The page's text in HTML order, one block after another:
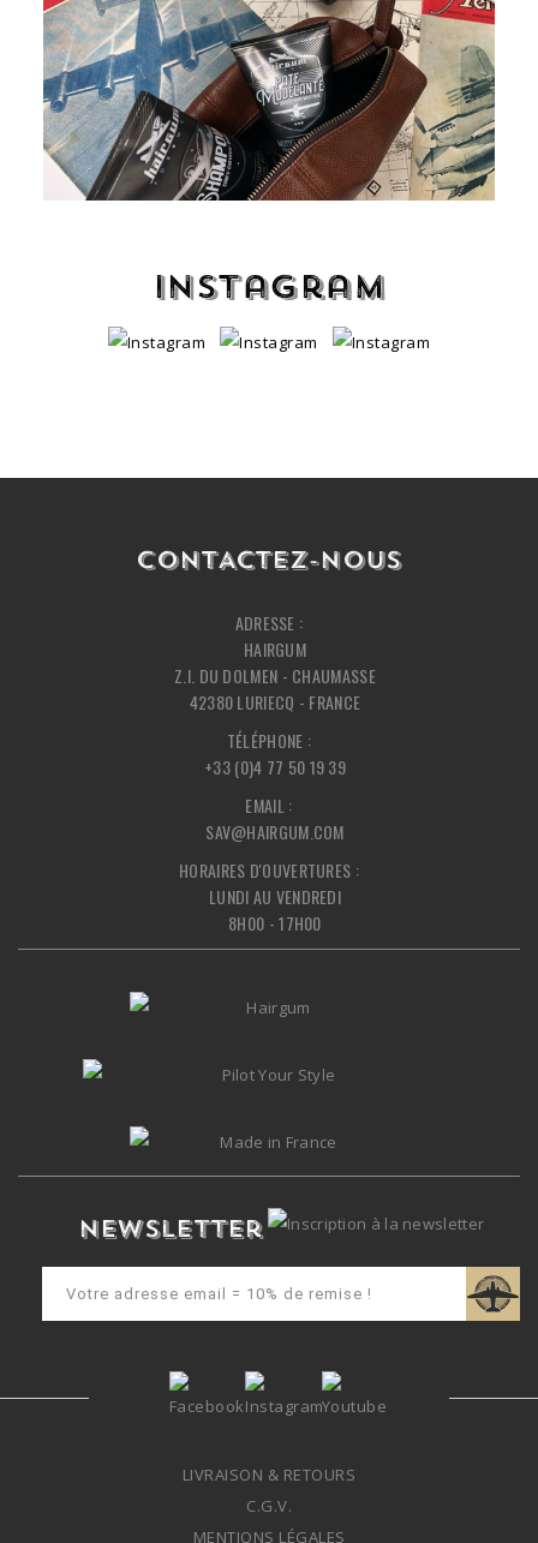
Instagram
CONTACTEZ-NOUS
ADRESSE :
HAIRGUM
Z.I. DU DOLMEN - CHAUMASSE
42380 LURIECQ - FRANCE
TÉLÉPHONE :
+33 (0)4 77 50 19 39
EMAIL :
SAV@HAIRGUM.COM
HORAIRES D'OUVERTURES :
LUNDI AU VENDREDI
8H00 - 17H00
Newsletter
LIVRAISON & RETOURS
C.G.V.
MENTIONS LÉGALES